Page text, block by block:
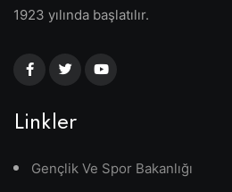
1923 yılında başlatılır.
Linkler
Gençlik Ve Spor Bakanlığı